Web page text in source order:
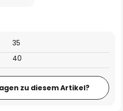
35
40
zu diesem Artikel?